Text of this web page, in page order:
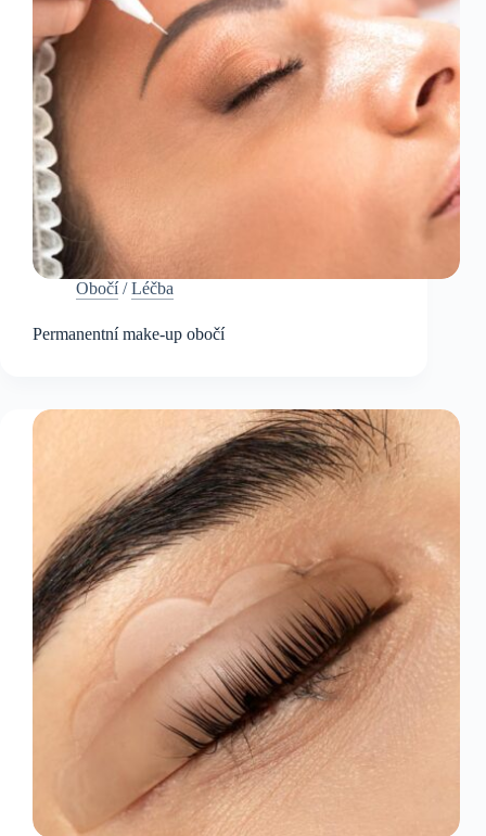
Obočí /Léčba
Permanentní make-up obočí